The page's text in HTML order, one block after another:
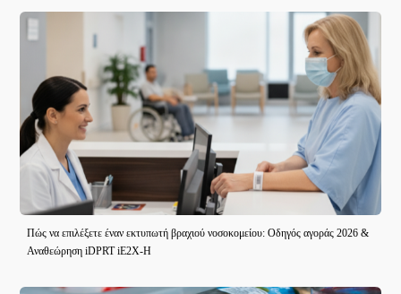
Πώς να επιλέξετε έναν εκτυπωτή βραχιού νοσοκομείου: Οδηγός αγοράς 2026 &
Αναθεώρηση iDPRT iE2X-H